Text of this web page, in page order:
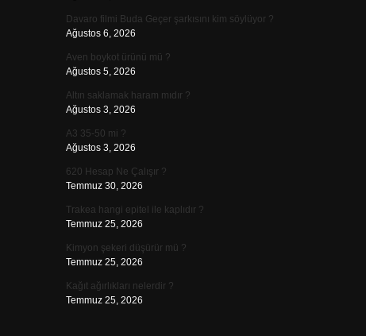
Davaro filmi Buda Geçer şarkısını kim söylüyor ?
Ağustos 6, 2026
Aven boykot ürünü mü ?
Ağustos 5, 2026
Altın saklamak haram mıdır ?
Ağustos 3, 2026
A3 35-50 mi ?
Ağustos 3, 2026
620 Hesap Ne Çalışır ?
Temmuz 30, 2026
Trakea hangi epitel ile kaplıdır ?
Temmuz 25, 2026
Kimyon şekeri düşürür mü ?
Temmuz 25, 2026
Kağıt ağırlıkları nelerdir ?
Temmuz 25, 2026